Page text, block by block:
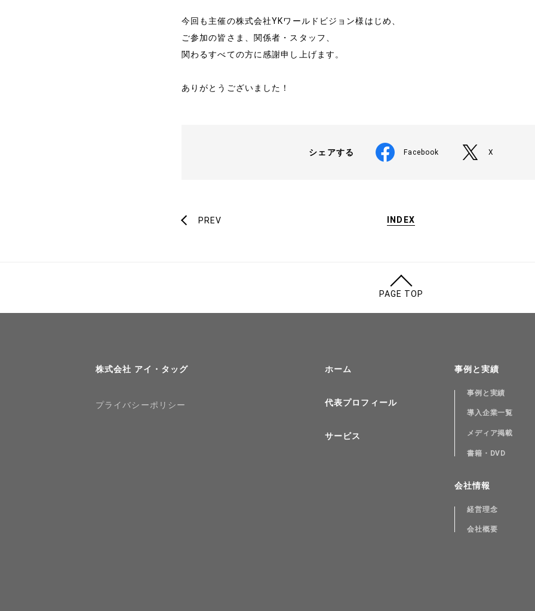
今回も主催の株式会社YKワールドビジョン様はじめ、
ご参加の皆さま、関係者・スタッフ、
関わるすべての方に感謝申し上げます。
ありがとうございました！
シェアする Facebook X
PREV INDEX
PAGE TOP
株式会社 アイ・タッグ
プライバシーポリシー
ホーム
代表プロフィール
サービス
事例と実績
事例と実績
導入企業一覧
メディア掲載
書籍・DVD
会社情報
経営理念
会社概要